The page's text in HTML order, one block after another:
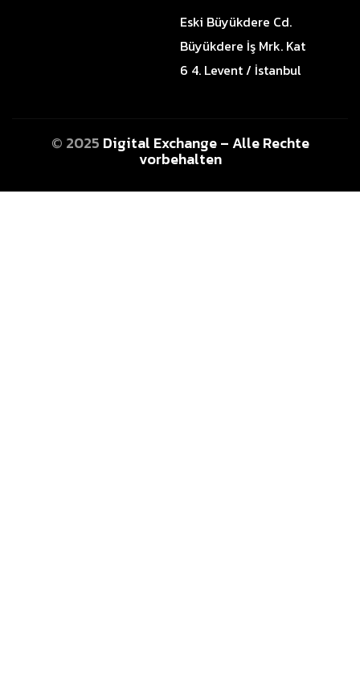
Eski Büyükdere Cd.
Büyükdere İş Mrk. Kat
6 4. Levent / İstanbul
© 2025 Digital Exchange – Alle Rechte
vorbehalten